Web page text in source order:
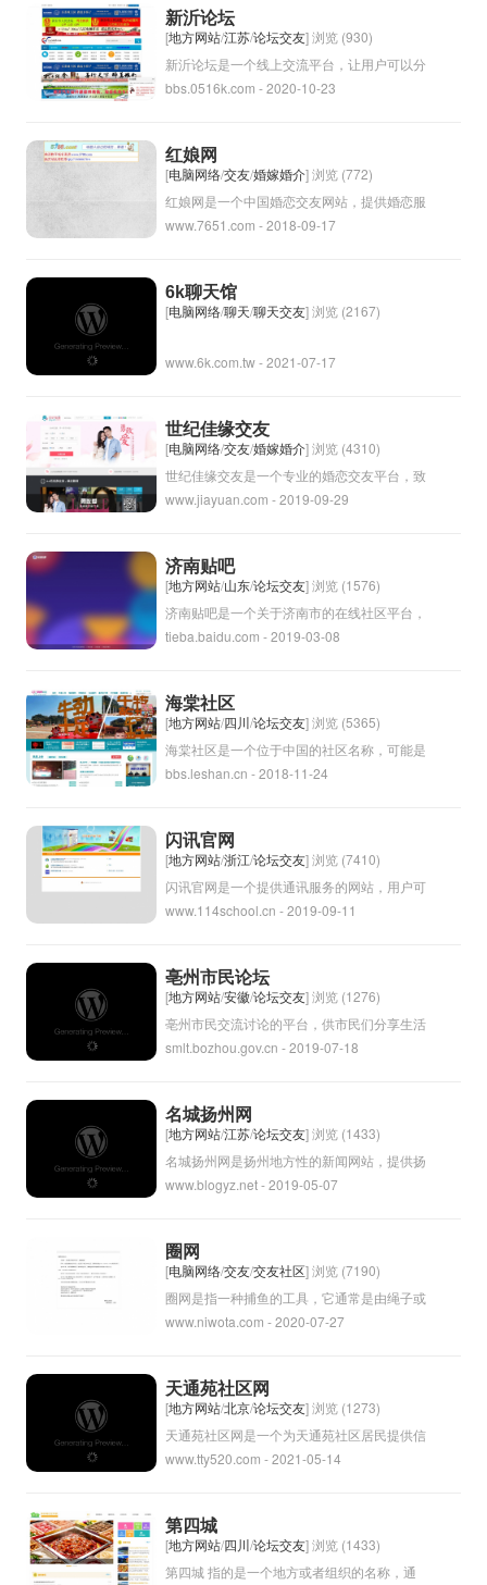
城市和网民身边的生活顾问和综合社区。
新沂论坛
[地方网站/江苏/论坛交友] 浏览 (930)
新沂论坛是一个线上交流平台，让用户可以分
享信息、讨论话题、发表意见等。它通常是一
相关的话题，交流生活经验、分享新闻资讯
等。新沂论坛也可以是一个社区形式的平台，
让用户可以互相交流、帮助、支持。它可以是
一个很好的沟通工具，让用户更好地了解本地
bbs.0516k.com - 2020-10-23
红娘网
[电脑网络/交友/婚嫁婚介] 浏览 (772)
红娘网是一个中国婚恋交友网站，提供婚恋服
务和婚姻配对服务。用户可以在网站上注册个
荐，帮助单身人士寻找合适的伴侣。网站旨在
促进真实、稳定的婚恋关系，得到了许多用户
www.7651.com - 2018-09-17
6k聊天馆
[电脑网络/聊天/聊天交友] 浏览 (2167)
www.6k.com.tw - 2021-07-17
世纪佳缘交友
[电脑网络/交友/婚嫁婚介] 浏览 (4310)
世纪佳缘交友是一个专业的婚恋交友平台，致
力于帮助单身人士找到合适的伴侣。通过注册
他会员的资料，并通过在线聊天或约会等方式
建立起联系。世纪佳缘交友平台注重用户隐私
和安全，提供多种方式的身份验证和真实性检
测，确保会员的交友体验。希望在这里找到属
www.jiayuan.com - 2019-09-29
济南贴吧
[地方网站/山东/论坛交友] 浏览 (1576)
济南贴吧是一个关于济南市的在线社区平台，
用户可以在这里讨论城市的热点话题、交流生
个方便市民沟通交流的平台，也是了解济南市
民生活、娱乐、文化等方面信息的好地方。在
济南贴吧上，市民可以互相帮助，共同分享生
活中的喜怒哀乐，形成一个积极向上的网络社
tieba.baidu.com - 2019-03-08
海棠社区
[地方网站/四川/论坛交友] 浏览 (5365)
海棠社区是一个位于中国的社区名称，可能是
一个小区或者村庄的名字。海棠是一种盛开美
通常是指一个较小的社会单位，包括居民和他
们的住所。所以海棠社区可能是一个美丽宁静
的社区，提供居民一个舒适宜居的生活环境。
bbs.leshan.cn - 2018-11-24
闪讯官网
[地方网站/浙江/论坛交友] 浏览 (7410)
闪讯官网是一个提供通讯服务的网站，用户可
以通过该平台发送短信、语音电话等多种通讯
营销短信等专业化服务，以满足不同客户的通
讯需求。用户可以通过注册账号或登录闪讯官
网使用其提供的通讯服务。
www.114school.cn - 2019-09-11
亳州市民论坛
[地方网站/安徽/论坛交友] 浏览 (1276)
亳州市民交流讨论的平台，供市民们分享生活
经验、提出问题、交流意见，建立社区互助和
更好地了解城市的动态，表达自己的观点，共
同参与城市的建设与发展。希望广大市民能够
积极参与，共同营造一个和谐、理性、互助的
社区氛围。
smlt.bozhou.gov.cn - 2019-07-18
名城扬州网
[地方网站/江苏/论坛交友] 浏览 (1433)
名城扬州网是扬州地方性的新闻网站，提供扬
州本地的新闻资讯、生活服务、文化活动等内
优秀的地方文化，为当地居民和游客提供便捷
的信息服务。通过名城扬州网，用户可以了解
扬州的最新动态，感受这座城市的独特魅力。
www.blogyz.net - 2019-05-07
圈网
[电脑网络/交友/交友社区] 浏览 (7190)
圈网是指一种捕鱼的工具，它通常是由绳子或
者网子制成，用来围捕鱼类动物的工具。圈网
墙，以限制其移动或者保护其安全。在一些行
业或者领域中，“圈网”还可以用来代表一种围
绕某个领域或者网络的概念，比如社交网络或
者信息网络等。
www.niwota.com - 2020-07-27
天通苑社区网
[地方网站/北京/论坛交友] 浏览 (1273)
天通苑社区网是一个为天通苑社区居民提供信
息服务的网站。通过该网站，居民可以了解社
息。同时，也可以在网上社区论坛上和其他居
民交流互动。天通苑社区网致力于为社区居民
提供便捷的信息服务，促进社区居民之间的交
www.tty520.com - 2021-05-14
第四城
[地方网站/四川/论坛交友] 浏览 (1433)
第四城 指的是一个地方或者组织的名称，通